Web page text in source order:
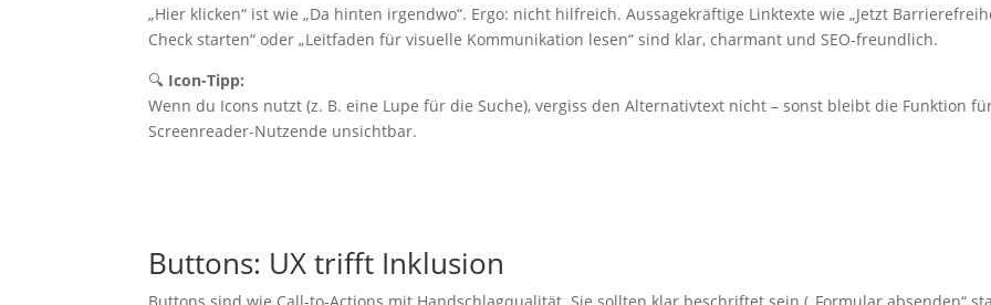
„Hier klicken“ ist wie „Da hinten irgendwo“. Ergo: nicht hilfreich. Aussagekräftige Linktexte wie „Jetzt
Check starten“ oder „Leitfaden für visuelle Kommunikation lesen“ sind klar, charmant und SEO-freundlich.
🔍 Icon-Tipp:
Wenn du Icons nutzt (z. B. eine Lupe für die Suche), vergiss den Alternativtext nicht – sonst bleibt die Funktion
Screenreader-Nutzende unsichtbar.
Buttons: UX trifft Inklusion